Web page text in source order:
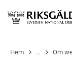
Hem ... Om